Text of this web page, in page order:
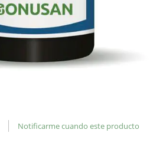
Notificarme cuando este producto